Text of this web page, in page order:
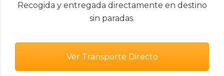
Recogida y entregada directamente en destino
sin paradas.
Ver Transporte Directo